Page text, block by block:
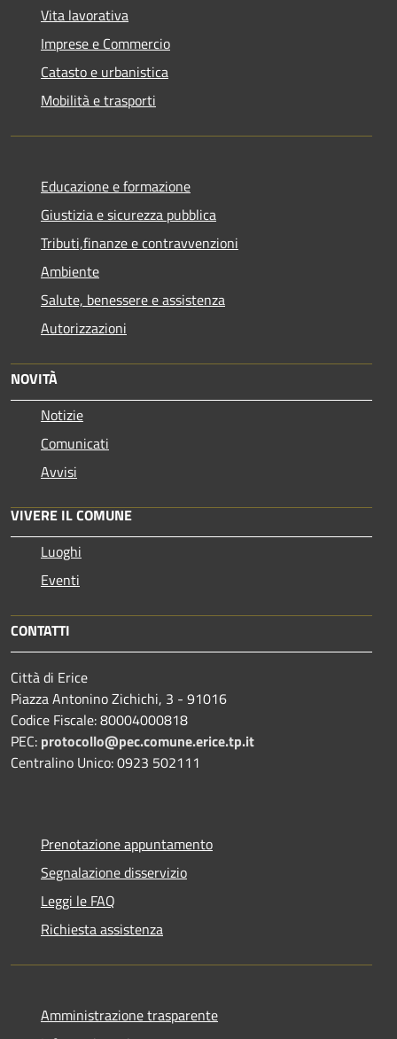
Vita lavorativa
Imprese e Commercio
Catasto e urbanistica
Mobilità e trasporti
Educazione e formazione
Giustizia e sicurezza pubblica
Tributi,finanze e contravvenzioni
Ambiente
Salute, benessere e assistenza
Autorizzazioni
NOVITÀ
Notizie
Comunicati
Avvisi
VIVERE IL COMUNE
Luoghi
Eventi
CONTATTI
Città di Erice
Piazza Antonino Zichichi, 3 - 91016
Codice Fiscale: 80004000818
PEC: protocollo@pec.comune.erice.tp.it
Centralino Unico: 0923 502111
Prenotazione appuntamento
Segnalazione disservizio
Leggi le FAQ
Richiesta assistenza
Amministrazione trasparente